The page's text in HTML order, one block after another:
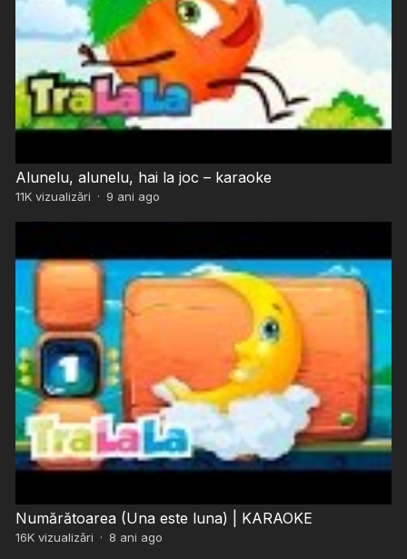
Alunelu, alunelu, hai la joc – karaoke
11Kvizualizări · 9 ani ago
Numărătoarea (Una este luna) | KARAOKE
16Kvizualizări · 8 ani ago